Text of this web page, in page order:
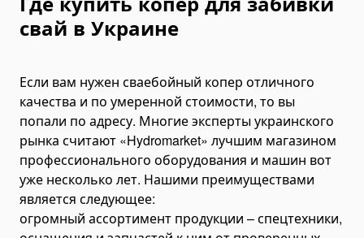
Экскаваторы-погрузчики
Экскаваторы-амфибии
Карьерные экскаваторы
Автогрейдеры
Бульдозеры
Гусеничные бульдозеры
Колесные бульдозеры
Уборочная техника
свай в Украине
Если вам нужен сваебойный копер отличного
качества и по умеренной стоимости, то вы
попали по адресу. Многие эксперты украинского
рынка считают «Hydromarket» лучшим магазином
профессионального оборудования и машин вот
уже несколько лет. Нашими преимуществами
является следующее:
огромный ассортимент продукции – спецтехники,